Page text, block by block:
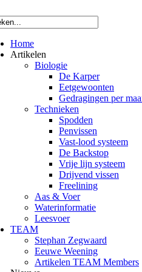
Home
Artikelen
Biologie
De Karper
Eetgewoonten
Gedragingen per
Technieken
Spodden
Penvissen
Vast-lood systeem
De Backstop
Vrije lijn systeem
Drijvend vissen
Freelining
Aas & Voer
Waterinformatie
Leesvoer
TEAM
Stephan Zegwaard
Eeuwe Weening
Artikelen TEAM Members